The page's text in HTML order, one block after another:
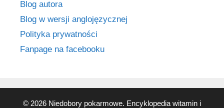
Blog autora
Blog w wersji anglojęzycznej
Polityka prywatności
Fanpage na facebooku
© 2026 Niedobory pokarmowe. Encyklopedia witamin i